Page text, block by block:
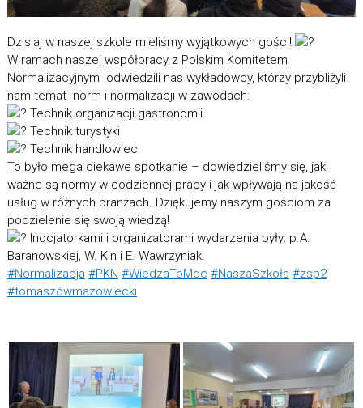
Dzisiaj w naszej szkole mieliśmy wyjątkowych gości!
W ramach naszej współpracy z Polskim Komitetem
Normalizacyjnym odwiedzili nas wykładowcy, którzy przybliżyli
nam temat norm i normalizacji w zawodach:
Technik organizacji gastronomii
Technik turystyki
Technik handlowiec
To było mega ciekawe spotkanie – dowiedzieliśmy się, jak
ważne są normy w codziennej pracy i jak wpływają na jakość
usług w różnych branżach. Dziękujemy naszym gościom za
podzielenie się swoją wiedzą!
Inocjatorkami i organizatorami wydarzenia były: p.A.
Baranowskiej, W. Kin i E. Wawrzyniak.
#Normalizacja #PKN #WiedzaToMoc #NaszaSzkoła #zsp2
#tomaszówmazowiecki